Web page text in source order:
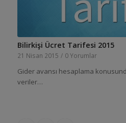
Bilirkişi Ücret Tarifesi 2015
21 Nisan 2015 / 0 Yorumlar
Gider avansı hesaplama
veriler…